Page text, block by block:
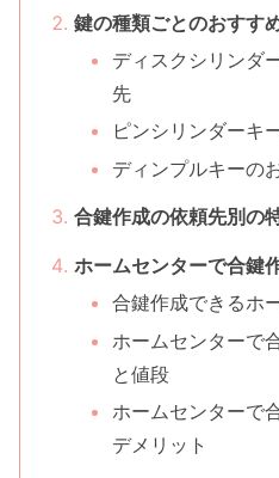
鍵の種類ごとのおすす
ディスクシリンダ
先
ピンシリンダーキ
ディンプルキーの
合鍵作成の依頼先別の
ホームセンターで合鍵
合鍵作成できるホ
ホームセンターで
と値段
ホームセンターで
デメリット